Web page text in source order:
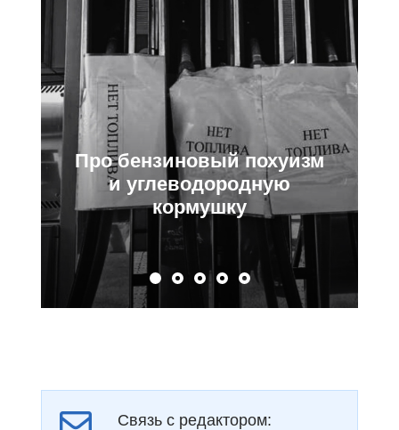
похуизм
Про
Набиулину
Связь с редактором: